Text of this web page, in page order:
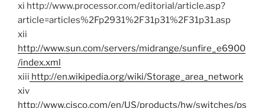
xi http://www.processor.com/editorial/article.asp?
article=articles%2Fp2931%2F31p31%2F31p31.asp
xii
http://www.sun.com/servers/midrange/sunfire_e6900
/index.xml
xiii http://en.wikipedia.org/wiki/Storage_area_network
xiv
http://www.cisco.com/en/US/products/hw/switches/ps